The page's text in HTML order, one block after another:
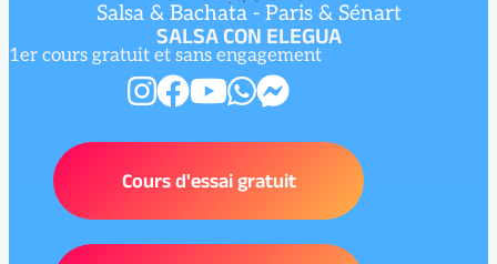
Salsa & Bachata - Paris & Sénart
SALSA CON ELEGUA
1er cours gratuit et sans engagement
Cours d'essai gratuit